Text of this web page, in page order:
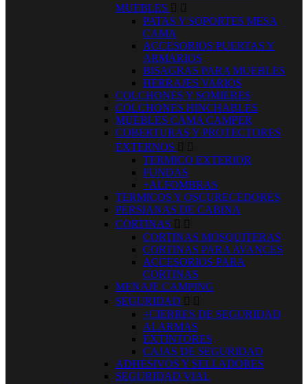
MUEBLES  
PATAS Y SOPORTES MESA
CAMA
ACCESORIOS PUERTAS Y
ARMARIOS
BISAGRAS PARA MUEBLES
HERRAJES VARIOS
COLCHONES Y SOMIERES
COLCHONES HINCHABLES
MUEBLES CAMA CAMPER
COBERTURAS Y PROTECTORES
EXTERNOS  
TERMICO EXTERIOR
FUNDAS
+ALFOMBRAS
TERMICOS Y OSCURECEDORES
PERSIANAS DE CABINA
CORTINAS  
CORTINAS MOSQUITERAS
CORTINAS PARA AVANCES
ACCESORIOS PARA
CORTINAS
MENAJE CAMPING
SEGURIDAD  
+CIERRES DE SEGURIDAD
ALARMAS
EXTINTORES
CAJAS DE SEGURIDAD
ADHESIVOS Y SELLADORES
SEGURIDAD VIAL